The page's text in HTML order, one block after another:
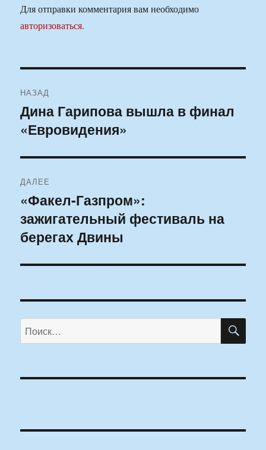
Для отправки комментария вам необходимо
авторизоваться.
по
записям
НАЗАД
Предыдущая
запись:
Дина Гарипова вышла в финал
«Евровидения»
ДАЛЕЕ
Следующая
запись:
«Факел-Газпром»:
зажигательный фестиваль на
берегах Двины
Искать: